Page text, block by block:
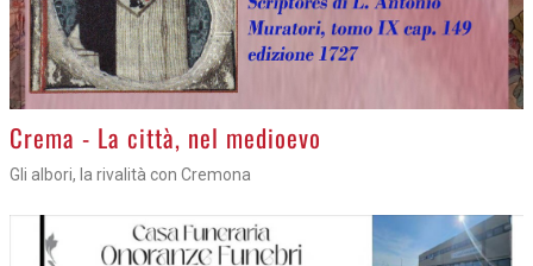
Crema - La città, nel medioevo
Gli albori, la rivalità con Cremona